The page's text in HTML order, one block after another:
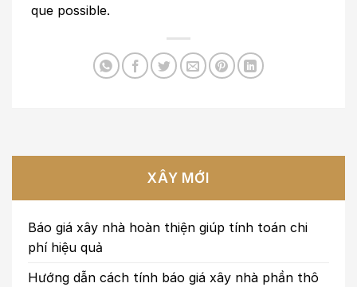
que possible.
XÂY MỚI
Báo giá xây nhà hoàn thiện giúp tính toán chi
phí hiệu quả
Hướng dẫn cách tính báo giá xây nhà phần thô